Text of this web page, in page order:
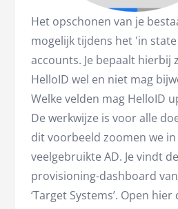
Het opschonen van je
mogelijk tijdens het 'in
accounts. Je bepaalt hierbij
HelloID wel en niet mag
Welke velden mag HelloID
De werkwijze is voor alle
dit voorbeeld zoomen we
veelgebruikte AD. Je vindt
provisioning-dashboard
‘Target Systems’. Open